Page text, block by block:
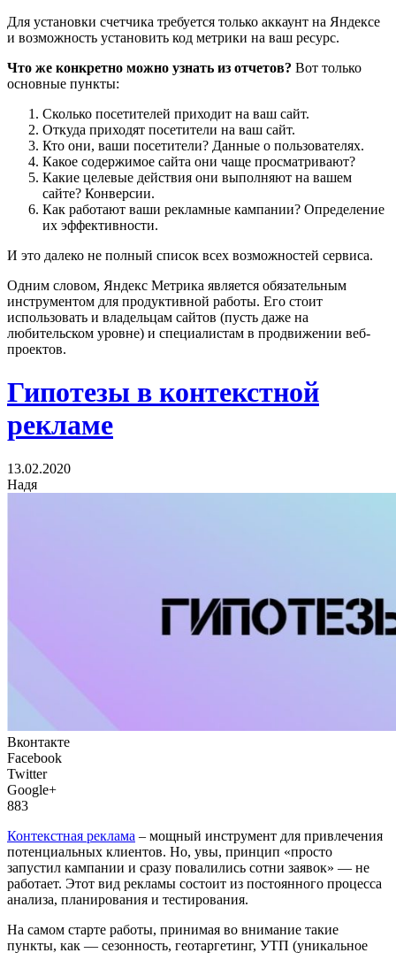
Для установки счетчика требуется только аккаунт на Яндексе
и возможность установить код метрики на ваш ресурс.
Что же конкретно можно узнать из отчетов? Вот только
основные пункты:
Сколько посетителей приходит на ваш сайт.
Откуда приходят посетители на ваш сайт.
Кто они, ваши посетители? Данные о пользователях.
Какое содержимое сайта они чаще просматривают?
Какие целевые действия они выполняют на вашем
сайте? Конверсии.
Как работают ваши рекламные кампании? Определение
их эффективности.
И это далеко не полный список всех возможностей сервиса.
Одним словом, Яндекс Метрика является обязательным
инструментом для продуктивной работы. Его стоит
использовать и владельцам сайтов (пусть даже на
любительском уровне) и специалистам в продвижении веб-
проектов.
Гипотезы в контекстной
рекламе
13.02.2020
Надя
Вконтакте
Facebook
Twitter
Google+
883
Контекстная реклама – мощный инструмент для привлечения
потенциальных клиентов. Но, увы, принцип «просто
запустил кампании и сразу повалились сотни заявок» — не
работает. Этот вид рекламы состоит из постоянного процесса
анализа, планирования и тестирования.
На самом старте работы, принимая во внимание такие
пункты, как — сезонность, геотаргетинг, УТП (уникальное